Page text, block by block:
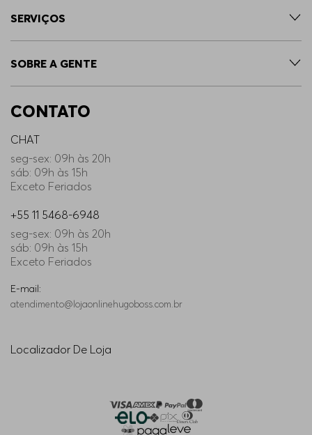
SERVIÇOS
SOBRE A GENTE
CONTATO
CHAT
seg-sex: 09h às 20h
sáb: 09h às 15h
Exceto Feriados
+55 11 5468-6948
seg-sex: 09h às 20h
sáb: 09h às 15h
Exceto Feriados
E-mail:
atendimento@lojaonlinehugoboss.com.br
Localizador De Loja